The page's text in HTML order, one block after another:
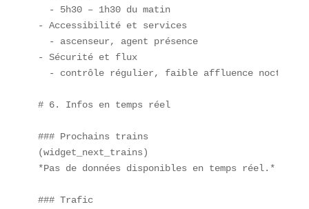
  - 5h30 – 1h30 du matin
- Accessibilité et services
  - ascenseur, agent présence
- Sécurité et flux
  - contrôle régulier, faible affluence nocturne
# 6. Infos en temps réel
### Prochains trains
(widget_next_trains)
*Pas de données disponibles en temps réel.*
### Trafic